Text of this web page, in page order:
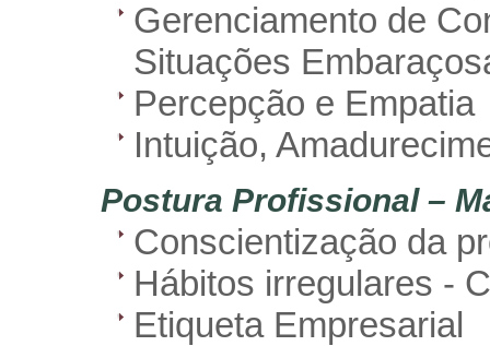
Gerenciamento de
Situações
Percepção e Empatia
Intuição,
Postura Profissional –
Conscientização da
Hábitos irregulares -
Etiqueta Empresarial